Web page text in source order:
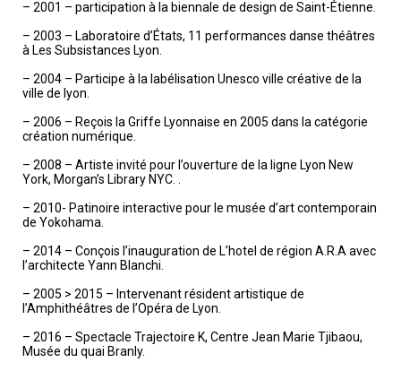
– 2001 – participation à la biennale de design de Saint-Étienne.
– 2003 – Laboratoire d’États, 11 performances danse théâtres
à Les Subsistances Lyon.
– 2004 – Participe à la labélisation Unesco ville créative de la
ville de lyon.
– 2006 – Reçois la Griffe Lyonnaise en 2005 dans la catégorie
création numérique.
– 2008 – Artiste invité pour l’ouverture de la ligne Lyon New
York, Morgan’s Library NYC. .
– 2010- Patinoire interactive pour le musée d’art contemporain
de Yokohama.
– 2014 – Conçois l’inauguration de L’hotel de région A.R.A avec
l’architecte Yann Blanchi.
– 2005 > 2015 – Intervenant résident artistique de
l’Amphithéâtres de l’Opéra de Lyon.
– 2016 – Spectacle Trajectoire K, Centre Jean Marie Tjibaou,
Musée du quai Branly.